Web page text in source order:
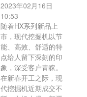
2023年02月16日
10:53
随着HX系列新品上
市，现代挖掘机以节
能、高效、舒适的特
点给人留下深刻的印
象，深受客户青睐。
在新春开工之际，现
代挖掘机近期成交不